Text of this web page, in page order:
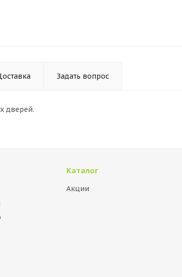
Задать вопрос
дверей.
Каталог
Акции